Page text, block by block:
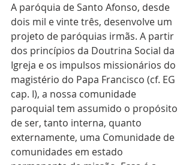
A paróquia de Santo Afonso, desde
dois mil e vinte três, desenvolve um
projeto de paróquias irmãs. A partir
dos princípios da Doutrina Social da
Igreja e os impulsos missionários do
magistério do Papa Francisco (cf. EG
cap. I), a nossa comunidade
paroquial tem assumido o propósito
de ser, tanto interna, quanto
externamente, uma Comunidade de
comunidades em estado